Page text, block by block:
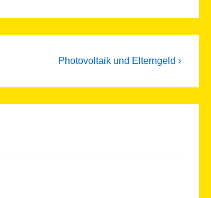
Next
Photovoltaik und Elterngeld ›